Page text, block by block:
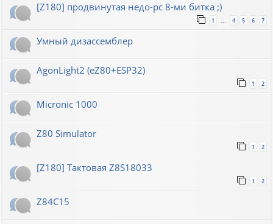
[Z180] продвинутая недо-pc 8-ми битка ;)
1 … 4 5 6 7
Умный дизассемблер
AgonLight2 (eZ80+ESP32)
1 2
Micronic 1000
Z80 Simulator
1 2
[Z180] Тактовая Z8S18033
1 2
Z84C15